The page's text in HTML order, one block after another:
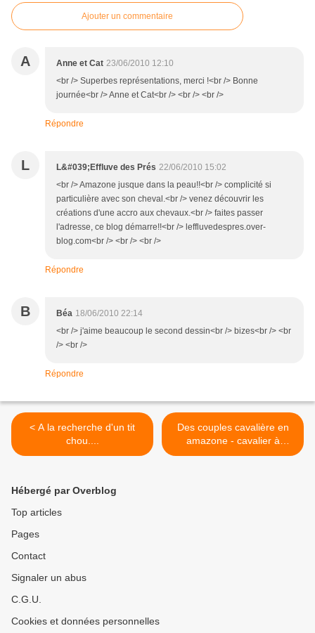
Ajouter un commentaire
A Anne et Cat 23/06/2010 12:10
<br /> Superbes représentations, merci !<br /> Bonne
journée<br /> Anne et Cat<br /> <br /> <br />
Répondre
L L&#039;Effluve des Prés 22/06/2010 15:02
<br /> Amazone jusque dans la peau!!<br /> complicité si
particulière avec son cheval.<br /> venez découvrir les
créations d'une accro aux chevaux.<br /> faites passer
l'adresse, ce blog démarre!!<br /> leffluvedespres.over-
blog.com<br /> <br /> <br />
Répondre
B Béa 18/06/2010 22:14
<br /> j'aime beaucoup le second dessin<br /> bizes<br /> <br
/> <br />
Répondre
< A la recherche d'un tit
chou....
Des couples cavalière en
amazone - cavalier à
califourchon... suite >
Hébergé par Overblog
Top articles
Pages
Contact
Signaler un abus
C.G.U.
Cookies et données personnelles